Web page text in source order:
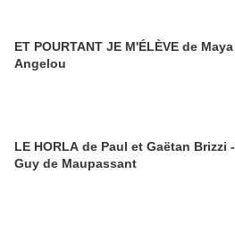
ET POURTANT JE M'ÉLÈVE de Maya
Angelou
LE HORLA de Paul et Gaëtan Brizzi -
Guy de Maupassant